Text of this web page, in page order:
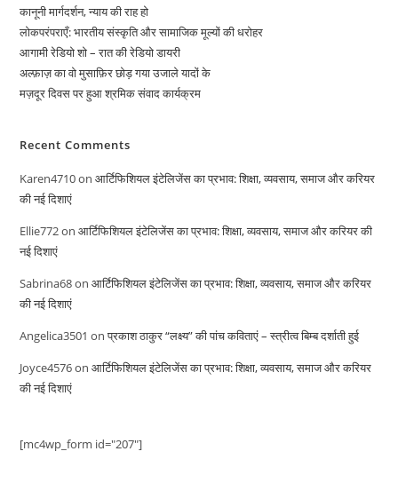
कानूनी मार्गदर्शन, न्याय की राह हो
लोकपरंपराएँ: भारतीय संस्कृति और सामाजिक मूल्यों की धरोहर
आगामी रेडियो शो – रात की रेडियो डायरी
अल्फ़ाज़ का वो मुसाफ़िर छोड़ गया उजाले यादों के
मज़दूर दिवस पर हुआ श्रमिक संवाद कार्यक्रम
Recent Comments
Karen4710onआर्टिफिशियल इंटेलिजेंस का प्रभाव: शिक्षा, व्यवसाय, समाज और करियर
की नई दिशाएं
Ellie772onआर्टिफिशियल इंटेलिजेंस का प्रभाव: शिक्षा, व्यवसाय, समाज और करियर की
नई दिशाएं
Sabrina68onआर्टिफिशियल इंटेलिजेंस का प्रभाव: शिक्षा, व्यवसाय, समाज और करियर
की नई दिशाएं
Angelica3501 onप्रकाश ठाकुर “लक्ष्य” की पांच कविताएं – स्त्रीत्व बिम्ब दर्शाती हुई
Joyce4576onआर्टिफिशियल इंटेलिजेंस का प्रभाव: शिक्षा, व्यवसाय, समाज और करियर
की नई दिशाएं
[mc4wp_form id="207"]